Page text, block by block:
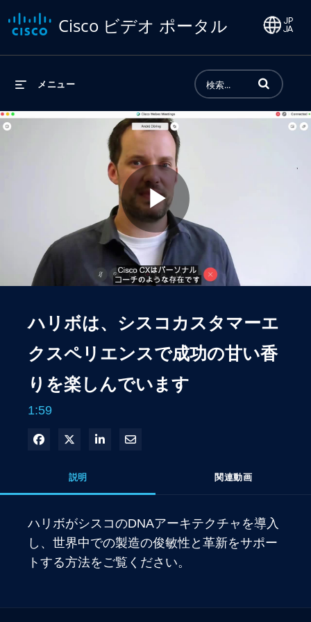
Cisco ビデオ ポータル
メニュー 動画の検索語句
Play
ハリボは、シスコカスタマーエ
クスペリエンスで成功の甘い香
りを楽しんでいます
1:59
Facebook で共有
Xで共有する
LinkedIn で共有
電子メールで共有
説明 関連動画
ハリボがシスコのDNAアーキテクチャを導入
し、世界中での製造の俊敏性と革新をサポー